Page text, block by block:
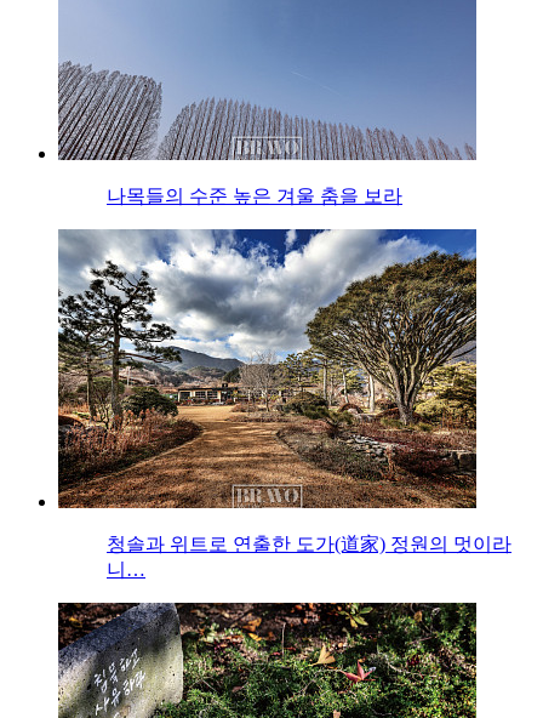
나목들의 수준 높은 겨울 춤을 보라
청솔과 위트로 연출한 도가(道家) 정원의 멋이라
니…